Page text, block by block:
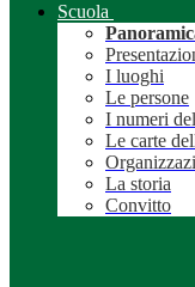
Scuola
I luoghi
Le persone
I numeri
Le carte
La storia
Convitto